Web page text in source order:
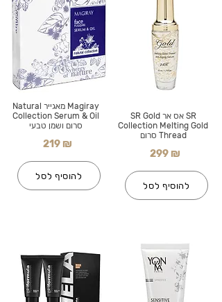
Magiray מאגייר Natural
Collection Serum & Oil
סרום ושמן טבעי
219 ₪
להוסיף לסל
SR אס אר SR Gold
Collection Melting Gold
Thread סרום
299 ₪
להוסיף לסל